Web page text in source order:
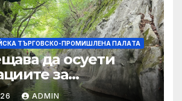
ТЪРГОВСКО-ПРОМИШЛЕНА ПАЛAТА
да осуети
за
на Тайван“.
ADMIN